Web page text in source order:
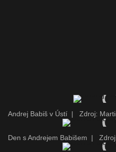
Andrej Babiš v Ústí | Zdroj:
Den s Andrejem Babišem |